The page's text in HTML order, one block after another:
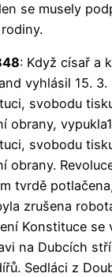
se musely
: Když císař a
vyhlásil 15. 3.
svobodu
obrany,
svobodu
obrany.
tvrdě
zrušena
Konstituce se
na Dubcích
Sedláci z